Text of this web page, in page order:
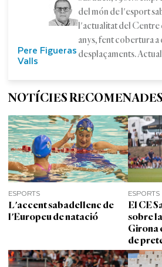
Pere Figueras
Valls
del món de l'esport
l'actualitat del Centre
anys, fent cobertura a
desplaçaments.
NOTÍCIES RECOMENADES
ESPORTS
L'accent sabadellenc de
l'Europeu de natació
ESPORTS
El CE
sobre
Girona
de